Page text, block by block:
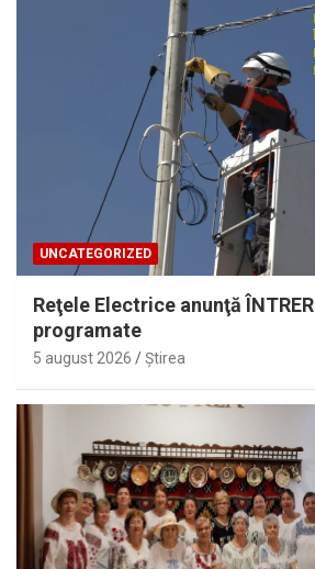
UNCATEGORIZED
Reţele Electrice anunţă
programate
5 august 2026 Ştirea